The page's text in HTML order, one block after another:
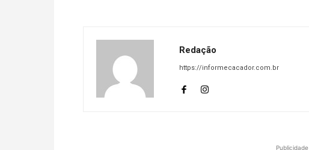
Redação
https://informecacador.com.br
Publicidade